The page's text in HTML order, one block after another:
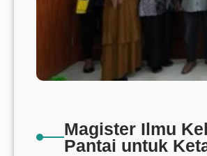
Magister Ilmu
Pantai untuk